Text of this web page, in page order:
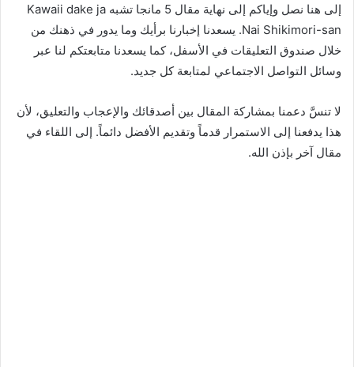
إلى هنا نصل وإياكم إلى نهاية مقال 5 مانجا تشبه Kawaii dake ja
Nai Shikimori-san. يسعدنا إخبارنا برأيك وما يدور في ذهنك من
خلال صندوق التعليقات في الأسفل، كما يسعدنا متابعتكم لنا عبر
وسائل التواصل الاجتماعي لمتابعة كل جديد.
لا تنسَّ دعمنا بمشاركة المقال بين أصدقائك والإعجاب والتعليق، لأن
هذا يدفعنا إلى الاستمرار قدماً وتقديم الأفضل دائماً. إلى اللقاء في
مقال آخر بإذن الله.